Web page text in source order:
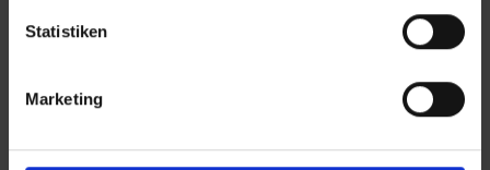
Statistiken
Marketing